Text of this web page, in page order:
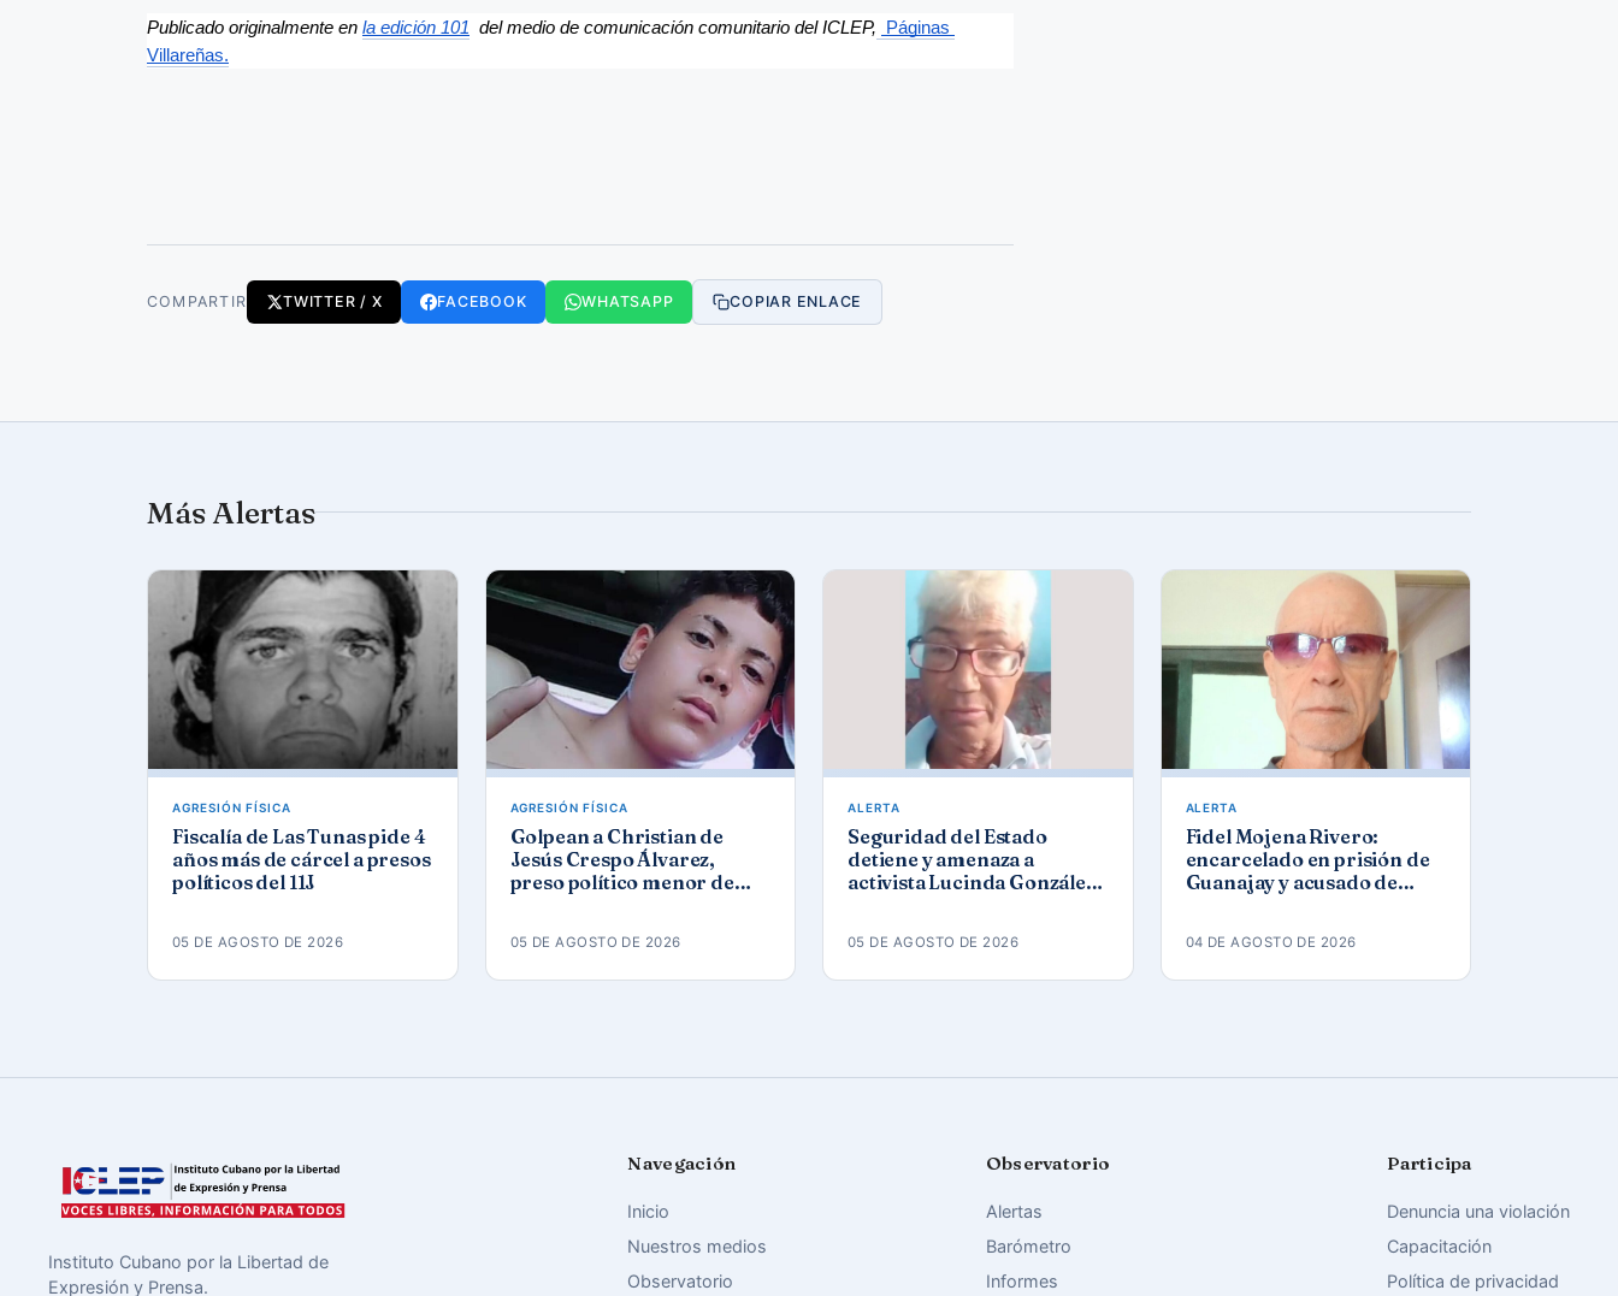
Publicado originalmente en la edición 101 del medio de comunicación comunitario del ICLEP,
Páginas
Villareñas.
COMPARTIR TWITTER / X FACEBOOK WHATSAPP COPIAR ENLACE
Más Alertas
AGRESIÓN FÍSICA
Fiscalía de Las Tunas pide 4
años más de cárcel a presos
políticos del 11J
05 DE AGOSTO DE 2026
AGRESIÓN FÍSICA
Golpean a Christian de
Jesús Crespo Álvarez,
preso político menor de
05 DE AGOSTO DE 2026
ALERTA
Seguridad del Estado
detiene y amenaza a
activista Lucinda González
05 DE AGOSTO DE 2026
ALERTA
Fidel Mojena Rivero:
encarcelado en prisión de
Guanajay y acusado de
04 DE AGOSTO DE 2026
Instituto Cubano por la Libertad de
Expresión y Prensa.
Navegación
Inicio
Nuestros medios
Observatorio
Observatorio
Alertas
Barómetro
Informes
Participa
Denuncia una violación
Capacitación
Política de privacidad